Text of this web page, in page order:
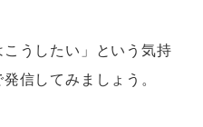
うしたい」という気持
信してみましょう。